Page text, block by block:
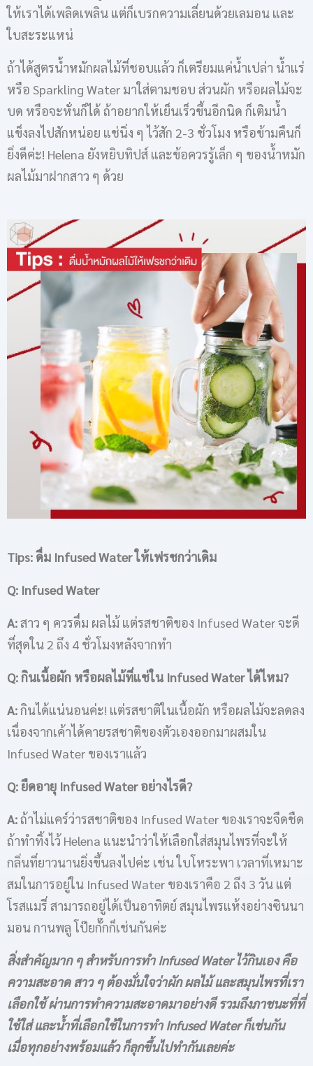
ให้เราได้เพลิดเพลิน แต่ก็เบรกความเลี่ยนด้วยเลมอน และ
ใบสะระแหน่
ถ้าได้สูตรน้ำหมักผลไม้ที่ชอบแล้ว ก็เตรียมแค่น้ำเปล่า น้ำแร่
หรือ Sparkling Water มาใส่ตามชอบ ส่วนผัก หรือผลไม้จะ
บด หรือจะหั่นก็ได้ ถ้าอยากให้เย็นเร็วขึ้นอีกนิด ก็เติมน้ำ
แข็งลงไปสักหน่อย แช่นิ่ง ๆ ไว้สัก 2-3 ชั่วโมง หรือข้ามคืนก็
ยิ่งดีค่ะ! Helena ยังหยิบทิปส์ และข้อควรรู้เล็ก ๆ ของน้ำหมัก
ผลไม้มาฝากสาว ๆ ด้วย
Tips:ดื่ม Infused Waterให้เฟรชกว่าเดิม
Q: Infused Water
A:สาว ๆ ควรดื่ม ผลไม้ แต่รสชาติของ Infused Water จะดี
ที่สุดใน 2 ถึง 4 ชั่วโมงหลังจากทำ
Q:กินเนื้อผัก หรือผลไม้ที่แช่ใน Infused Waterได้ไหม?
A:กินได้แน่นอนค่ะ! แต่รสชาติในเนื้อผัก หรือผลไม้จะลดลง
เนื่องจากเค้าได้คายรสชาติของตัวเองออกมาผสมใน
Infused Water ของเราแล้ว
Q:ยืดอายุ Infused Waterอย่างไรดี?
A:ถ้าไม่แคร์ว่ารสชาติของ Infused Water ของเราจะจืดชืด
ถ้าทำทิ้งไว้ Helena แนะนำว่าให้เลือกใส่สมุนไพรที่จะให้
กลิ่นที่ยาวนานยิ่งขึ้นลงไปค่ะ เช่น ใบโหระพา เวลาที่เหมาะ
สมในการอยู่ใน Infused Water ของเราคือ 2 ถึง 3 วัน แต่
โรสแมรี่ สามารถอยู่ได้เป็นอาทิตย์ สมุนไพรแห้งอย่างซินนา
มอน กานพลู โป๊ยกั๊กก็เช่นกันค่ะ
สิ่งสำคัญมาก ๆ สำหรับการทำ Infused Water ไว้กินเอง คือ
ความสะอาด สาว ๆ ต้องมั่นใจว่าผัก ผลไม้ และสมุนไพรที่เรา
เลือกใช้ ผ่านการทำความสะอาดมาอย่างดี รวมถึงภาชนะที่ที่
ใช้ใส่ และน้ำที่เลือกใช้ในการทำ Infused Water ก็เช่นกัน
เมื่อทุกอย่างพร้อมแล้ว ก็ลุกขึ้นไปทำกันเลยค่ะ